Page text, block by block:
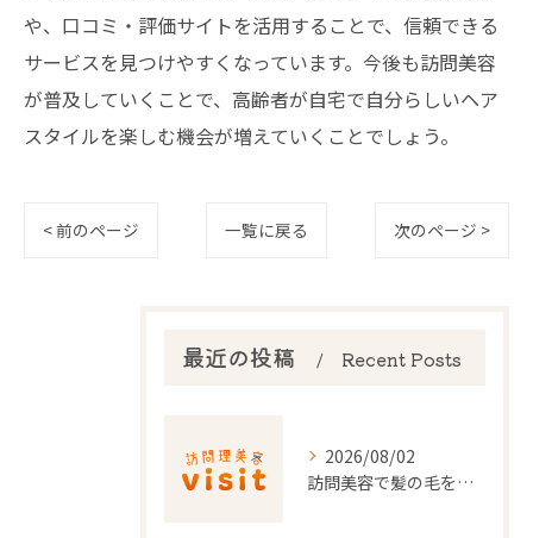
や、口コミ・評価サイトを活用することで、信頼できる
サービスを見つけやすくなっています。今後も訪問美容
が普及していくことで、高齢者が自宅で自分らしいヘア
スタイルを楽しむ機会が増えていくことでしょう。
< 前のページ 一覧に戻る 次のページ >
最近の投稿 Recent Posts
2026/08/02
訪問美容で髪の毛を整える事前準備と安心料金ポイントを徹底解説